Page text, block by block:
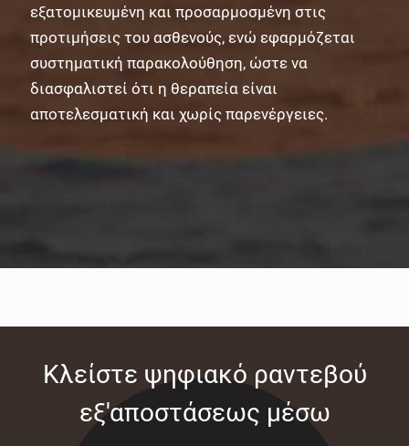
εξατομικευμένη και προσαρμοσμένη στις
προτιμήσεις του ασθενούς, ενώ εφαρμόζεται
συστηματική παρακολούθηση, ώστε να
διασφαλιστεί ότι η θεραπεία είναι
αποτελεσματική και χωρίς παρενέργειες.
Κλείστε ψηφιακό ραντεβού
εξ'αποστάσεως μέσω